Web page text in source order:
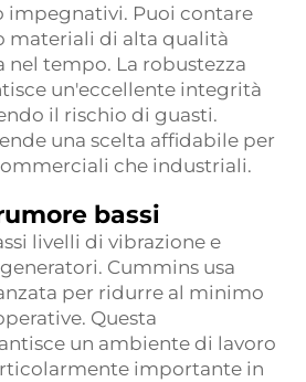
impegnativi. Puoi contare
materiali di alta qualità
nel tempo. La robustezza
un'eccellente integrità
il rischio di guasti.
una scelta affidabile per
che industriali.
bassi
livelli di vibrazione e
Cummins usa
per ridurre al minimo
Questa
un ambiente di lavoro
importante in